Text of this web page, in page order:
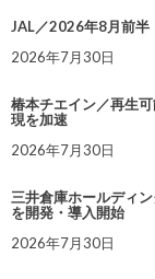
JAL／2026年8月前
2026年7月30日
椿本チエイン／再生
現を加速
2026年7月30日
三井倉庫ホールディ
を開発・導入開始
2026年7月30日